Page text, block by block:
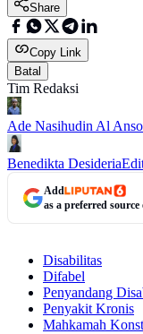
Share
Copy Link
Batal
Tim Redaksi
Ade Nasihudin Al
Benedikta Desideria
Add
as a preferred source
Disabilitas
Difabel
Penyandang
Penyakit Kronis
Mahkamah